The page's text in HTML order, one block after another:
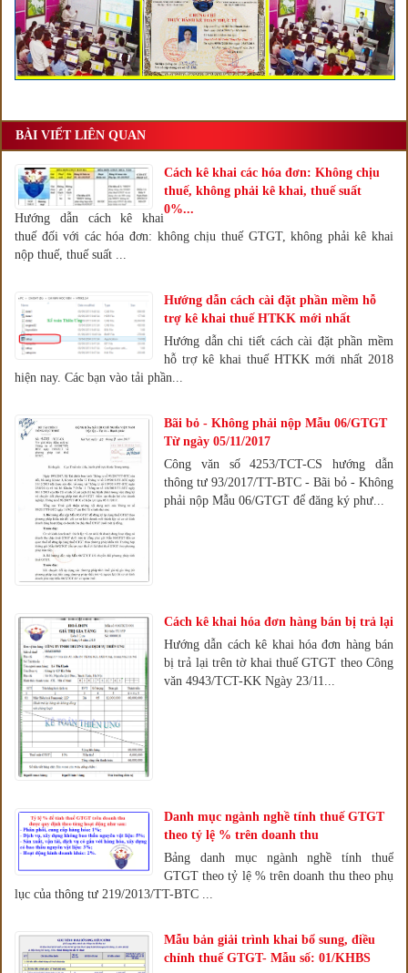
BÀI VIẾT LIÊN QUAN
Cách kê khai các hóa đơn: Không chịu
thuế, không phải kê khai, thuế suất
0%...
Hướng dẫn cách kê khai
thuế đối với các hóa đơn: không chịu thuế GTGT, không phải kê khai
nộp thuế, thuế suất ...
Hướng dẫn cách cài đặt phần mềm hỗ
trợ kê khai thuế HTKK mới nhất
Hướng dẫn chi tiết cách cài đặt phần mềm
hỗ trợ kê khai thuế HTKK mới nhất 2018
hiện nay. Các bạn vào tải phần...
Bãi bỏ - Không phải nộp Mẫu 06/GTGT
Từ ngày 05/11/2017
Công văn số 4253/TCT-CS hướng dẫn
thông tư 93/2017/TT-BTC - Bãi bỏ - Không
phải nộp Mẫu 06/GTGT để đăng ký phư...
Cách kê khai hóa đơn hàng bán bị trả lại
Hướng dẫn cách kê khai hóa đơn hàng bán
bị trả lại trên tờ khai thuế GTGT theo Công
văn 4943/TCT-KK Ngày 23/11...
Danh mục ngành nghề tính thuế GTGT
theo tỷ lệ % trên doanh thu
Bảng danh mục ngành nghề tính thuế
GTGT theo tỷ lệ % trên doanh thu theo phụ
lục của thông tư 219/2013/TT-BTC ...
Mẫu bản giải trình khai bổ sung, điều
chỉnh thuế GTGT- Mẫu số: 01/KHBS